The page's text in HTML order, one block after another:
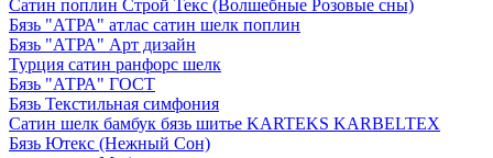
Сатин поплин Строй Текс (Волшебные Розовые сны)
Бязь "АТРА" атлас сатин шелк поплин
Бязь "АТРА" Арт дизайн
Турция сатин ранфорс шелк
Бязь "АТРА" ГОСТ
Бязь Текстильная симфония
Сатин шелк бамбук бязь шитье KARTEKS KARBELTEX
Бязь Ютекс (Нежный Сон)